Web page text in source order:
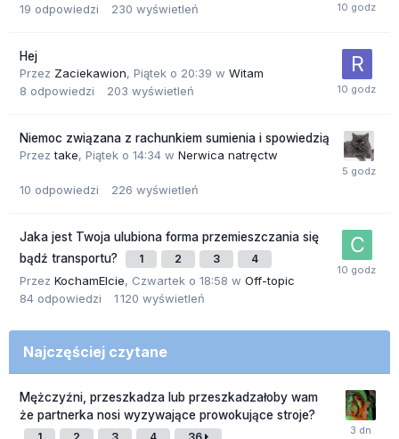
19 odpowiedzi 230 wyświetleń
Hej
Przez Zaciekawion, Piątek o 20:39 w Witam
8 odpowiedzi 203 wyświetleń
Niemoc związana z rachunkiem sumienia i spowiedzią
Przeztake, Piątek o 14:34 w Nerwica natręctw
10 odpowiedzi 226 wyświetleń
Jaka jest Twoja ulubiona forma przemieszczania się
bądź transportu?
1 2 3 4
Przez KochamElcie, Czwartek o 18:58 w Off-topic
84 odpowiedzi 1 120 wyświetleń
Najczęściej czytane
Mężczyźni, przeszkadza lub przeszkadzałoby wam
że partnerka nosi wyzywające prowokujące stroje?